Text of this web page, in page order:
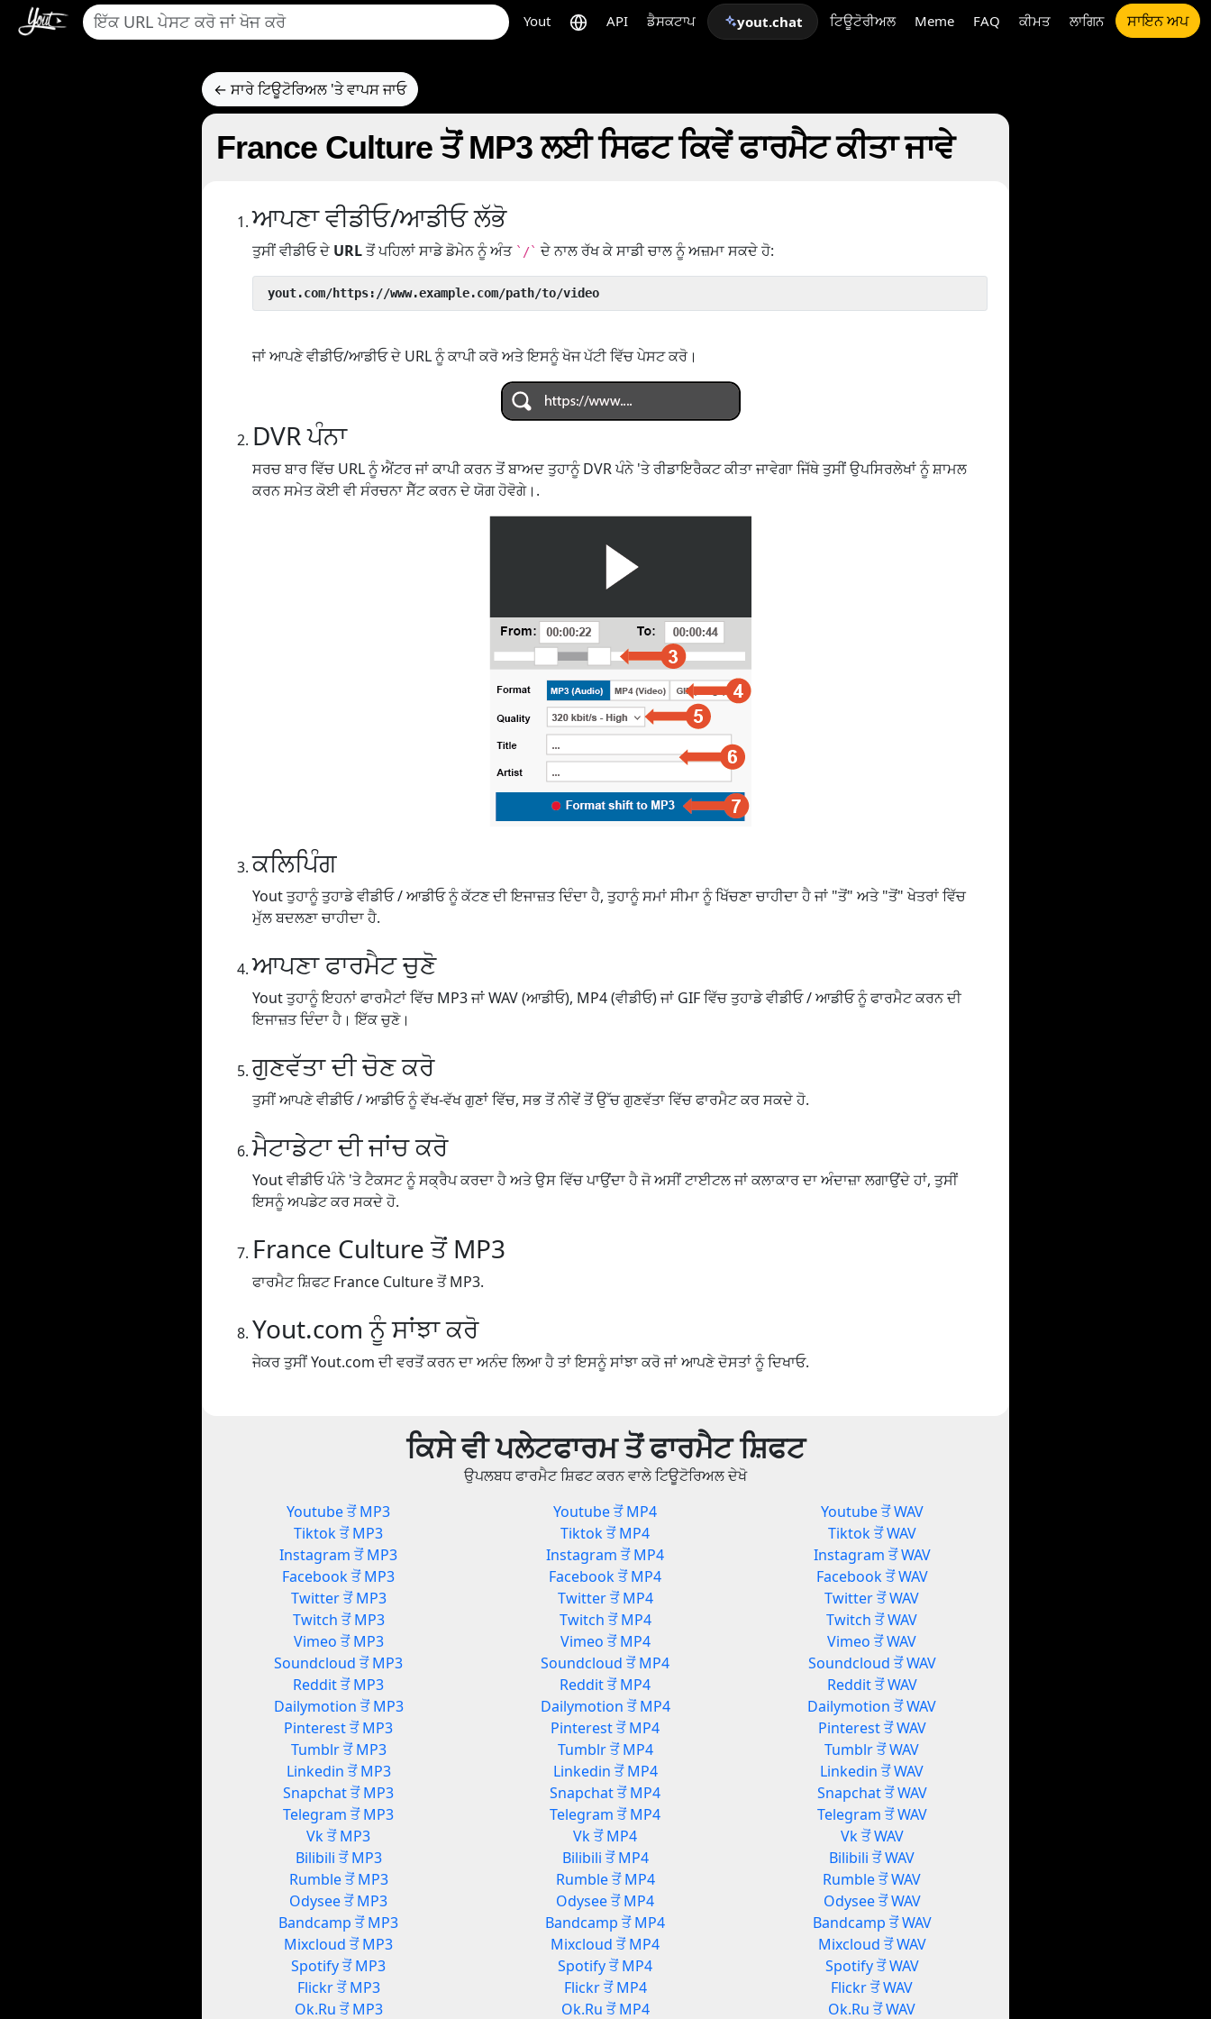
Yout API ਡੈਸਕਟਾਪ yout.chat ਟਿਊਟੋਰੀਅਲ Meme FAQ ਕੀਮਤ ਲਾਗਿਨ ਸਾਇਨ ਅਪ
← ਸਾਰੇ ਟਿਊਟੋਰਿਅਲ 'ਤੇ ਵਾਪਸ ਜਾਓ
France Culture ਤੋਂ MP3 ਲਈ ਸਿਫਟ ਕਿਵੇਂ ਫਾਰਮੈਟ ਕੀਤਾ ਜਾਵੇ
ਆਪਣਾ ਵੀਡੀਓ/ਆਡੀਓ ਲੱਭੋ
ਤੁਸੀਂ ਵੀਡੀਓ ਦੇ URLਤੋਂ ਪਹਿਲਾਂ ਸਾਡੇ ਡੋਮੇਨ ਨੂੰ ਅੰਤ `/` ਦੇ ਨਾਲ ਰੱਖ ਕੇ ਸਾਡੀ ਚਾਲ ਨੂੰ ਅਜ਼ਮਾ ਸਕਦੇ ਹੋ:
yout.com/https://www.example.com/path/to/video
ਜਾਂ ਆਪਣੇ ਵੀਡੀਓ/ਆਡੀਓ ਦੇ URL ਨੂੰ ਕਾਪੀ ਕਰੋ ਅਤੇ ਇਸਨੂੰ ਖੋਜ ਪੱਟੀ ਵਿੱਚ ਪੇਸਟ ਕਰੋ।
DVR ਪੰਨਾ
ਸਰਚ ਬਾਰ ਵਿੱਚ URL ਨੂੰ ਐਂਟਰ ਜਾਂ ਕਾਪੀ ਕਰਨ ਤੋਂ ਬਾਅਦ ਤੁਹਾਨੂੰ DVR ਪੰਨੇ 'ਤੇ ਰੀਡਾਇਰੈਕਟ ਕੀਤਾ ਜਾਵੇਗਾ ਜਿੱਥੇ ਤੁਸੀਂ ਉਪਸਿਰਲੇਖਾਂ ਨੂੰ ਸ਼ਾਮਲ
ਕਰਨ ਸਮੇਤ ਕੋਈ ਵੀ ਸੰਰਚਨਾ ਸੈੱਟ ਕਰਨ ਦੇ ਯੋਗ ਹੋਵੋਗੇ।.
ਕਲਿਪਿੰਗ
Yout ਤੁਹਾਨੂੰ ਤੁਹਾਡੇ ਵੀਡੀਓ / ਆਡੀਓ ਨੂੰ ਕੱਟਣ ਦੀ ਇਜਾਜ਼ਤ ਦਿੰਦਾ ਹੈ, ਤੁਹਾਨੂੰ ਸਮਾਂ ਸੀਮਾ ਨੂੰ ਖਿੱਚਣਾ ਚਾਹੀਦਾ ਹੈ ਜਾਂ "ਤੋਂ" ਅਤੇ "ਤੋਂ" ਖੇਤਰਾਂ ਵਿੱਚ
ਮੁੱਲ ਬਦਲਣਾ ਚਾਹੀਦਾ ਹੈ.
ਆਪਣਾ ਫਾਰਮੈਟ ਚੁਣੋ
Yout ਤੁਹਾਨੂੰ ਇਹਨਾਂ ਫਾਰਮੈਟਾਂ ਵਿੱਚ MP3 ਜਾਂ WAV (ਆਡੀਓ), MP4 (ਵੀਡੀਓ) ਜਾਂ GIF ਵਿੱਚ ਤੁਹਾਡੇ ਵੀਡੀਓ / ਆਡੀਓ ਨੂੰ ਫਾਰਮੈਟ ਕਰਨ ਦੀ
ਇਜਾਜ਼ਤ ਦਿੰਦਾ ਹੈ। ਇੱਕ ਚੁਣੋ।
ਗੁਣਵੱਤਾ ਦੀ ਚੋਣ ਕਰੋ
ਤੁਸੀਂ ਆਪਣੇ ਵੀਡੀਓ / ਆਡੀਓ ਨੂੰ ਵੱਖ-ਵੱਖ ਗੁਣਾਂ ਵਿੱਚ, ਸਭ ਤੋਂ ਨੀਵੇਂ ਤੋਂ ਉੱਚ ਗੁਣਵੱਤਾ ਵਿੱਚ ਫਾਰਮੈਟ ਕਰ ਸਕਦੇ ਹੋ.
ਮੈਟਾਡੇਟਾ ਦੀ ਜਾਂਚ ਕਰੋ
Yout ਵੀਡੀਓ ਪੰਨੇ 'ਤੇ ਟੈਕਸਟ ਨੂੰ ਸਕ੍ਰੈਪ ਕਰਦਾ ਹੈ ਅਤੇ ਉਸ ਵਿੱਚ ਪਾਉਂਦਾ ਹੈ ਜੋ ਅਸੀਂ ਟਾਈਟਲ ਜਾਂ ਕਲਾਕਾਰ ਦਾ ਅੰਦਾਜ਼ਾ ਲਗਾਉਂਦੇ ਹਾਂ, ਤੁਸੀਂ
ਇਸਨੂੰ ਅਪਡੇਟ ਕਰ ਸਕਦੇ ਹੋ.
France Culture ਤੋਂ MP3
ਫਾਰਮੈਟ ਸ਼ਿਫਟ France Culture ਤੋਂ MP3.
Yout.com ਨੂੰ ਸਾਂਝਾ ਕਰੋ
ਜੇਕਰ ਤੁਸੀਂ Yout.com ਦੀ ਵਰਤੋਂ ਕਰਨ ਦਾ ਅਨੰਦ ਲਿਆ ਹੈ ਤਾਂ ਇਸਨੂੰ ਸਾਂਝਾ ਕਰੋ ਜਾਂ ਆਪਣੇ ਦੋਸਤਾਂ ਨੂੰ ਦਿਖਾਓ.
ਕਿਸੇ ਵੀ ਪਲੇਟਫਾਰਮ ਤੋਂ ਫਾਰਮੈਟ ਸ਼ਿਫਟ
ਉਪਲਬਧ ਫਾਰਮੈਟ ਸ਼ਿਫਟ ਕਰਨ ਵਾਲੇ ਟਿਊਟੋਰਿਅਲ ਦੇਖੋ
Youtube ਤੋਂ MP3
Tiktok ਤੋਂ MP3
Instagram ਤੋਂ MP3
Facebook ਤੋਂ MP3
Twitter ਤੋਂ MP3
Twitch ਤੋਂ MP3
Vimeo ਤੋਂ MP3
Soundcloud ਤੋਂ MP3
Reddit ਤੋਂ MP3
Dailymotion ਤੋਂ MP3
Pinterest ਤੋਂ MP3
Tumblr ਤੋਂ MP3
Linkedin ਤੋਂ MP3
Snapchat ਤੋਂ MP3
Telegram ਤੋਂ MP3
Vk ਤੋਂ MP3
Bilibili ਤੋਂ MP3
Rumble ਤੋਂ MP3
Odysee ਤੋਂ MP3
Bandcamp ਤੋਂ MP3
Mixcloud ਤੋਂ MP3
Spotify ਤੋਂ MP3
Flickr ਤੋਂ MP3
Ok.Ru ਤੋਂ MP3
Youtube ਤੋਂ MP4
Tiktok ਤੋਂ MP4
Instagram ਤੋਂ MP4
Facebook ਤੋਂ MP4
Twitter ਤੋਂ MP4
Twitch ਤੋਂ MP4
Vimeo ਤੋਂ MP4
Soundcloud ਤੋਂ MP4
Reddit ਤੋਂ MP4
Dailymotion ਤੋਂ MP4
Pinterest ਤੋਂ MP4
Tumblr ਤੋਂ MP4
Linkedin ਤੋਂ MP4
Snapchat ਤੋਂ MP4
Telegram ਤੋਂ MP4
Vk ਤੋਂ MP4
Bilibili ਤੋਂ MP4
Rumble ਤੋਂ MP4
Odysee ਤੋਂ MP4
Bandcamp ਤੋਂ MP4
Mixcloud ਤੋਂ MP4
Spotify ਤੋਂ MP4
Flickr ਤੋਂ MP4
Ok.Ru ਤੋਂ MP4
Youtube ਤੋਂ WAV
Tiktok ਤੋਂ WAV
Instagram ਤੋਂ WAV
Facebook ਤੋਂ WAV
Twitter ਤੋਂ WAV
Twitch ਤੋਂ WAV
Vimeo ਤੋਂ WAV
Soundcloud ਤੋਂ WAV
Reddit ਤੋਂ WAV
Dailymotion ਤੋਂ WAV
Pinterest ਤੋਂ WAV
Tumblr ਤੋਂ WAV
Linkedin ਤੋਂ WAV
Snapchat ਤੋਂ WAV
Telegram ਤੋਂ WAV
Vk ਤੋਂ WAV
Bilibili ਤੋਂ WAV
Rumble ਤੋਂ WAV
Odysee ਤੋਂ WAV
Bandcamp ਤੋਂ WAV
Mixcloud ਤੋਂ WAV
Spotify ਤੋਂ WAV
Flickr ਤੋਂ WAV
Ok.Ru ਤੋਂ WAV